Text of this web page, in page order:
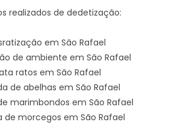
realizados de dedetização:
em São Rafael
de ambiente em São Rafael
ratos em São Rafael
de abelhas em São Rafael
marimbondos em São Rafael
de morcegos em São Rafael